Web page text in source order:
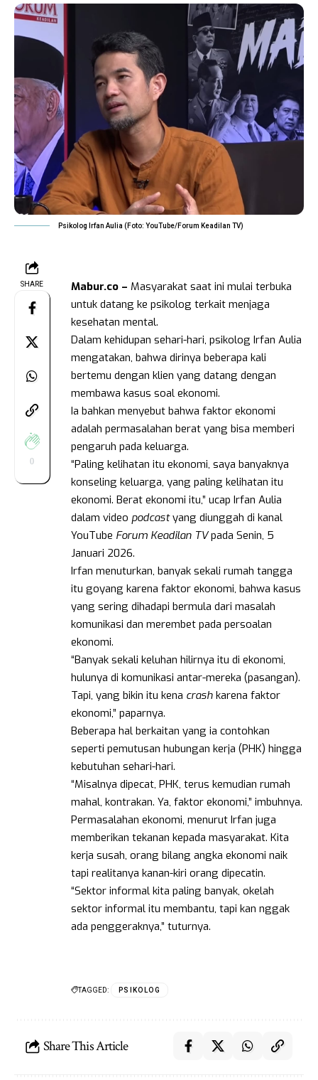
Psikolog Irfan Aulia (Foto: YouTube/Forum Keadilan TV)
SHARE
0
Mabur.co – Masyarakat saat ini mulai terbuka
untuk datang ke psikolog terkait menjaga
kesehatan mental.
Dalam kehidupan sehari-hari, psikolog Irfan Aulia
mengatakan, bahwa dirinya beberapa kali
bertemu dengan klien yang datang dengan
membawa kasus soal ekonomi.
Ia bahkan menyebut bahwa faktor ekonomi
adalah permasalahan berat yang bisa memberi
pengaruh pada keluarga.
“Paling kelihatan itu ekonomi, saya banyaknya
konseling keluarga, yang paling kelihatan itu
ekonomi. Berat ekonomi itu,” ucap Irfan Aulia
dalam video podcastyang diunggah di kanal
YouTube Forum Keadilan TVpada Senin, 5
Januari 2026.
Irfan menuturkan, banyak sekali rumah tangga
itu goyang karena faktor ekonomi, bahwa kasus
yang sering dihadapi bermula dari masalah
komunikasi dan merembet pada persoalan
ekonomi.
“Banyak sekali keluhan hilirnya itu di ekonomi,
hulunya di komunikasi antar-mereka (pasangan).
Tapi, yang bikin itu kena crash karena faktor
ekonomi,” paparnya.
Beberapa hal berkaitan yang ia contohkan
seperti pemutusan hubungan kerja (PHK) hingga
kebutuhan sehari-hari.
“Misalnya dipecat, PHK, terus kemudian rumah
mahal, kontrakan. Ya, faktor ekonomi,” imbuhnya.
Permasalahan ekonomi, menurut Irfan juga
memberikan tekanan kepada masyarakat. Kita
kerja susah, orang bilang angka ekonomi naik
tapi realitanya kanan-kiri orang dipecatin.
“Sektor informal kita paling banyak, okelah
sektor informal itu membantu, tapi kan nggak
ada penggeraknya,” tuturnya.
TAGGED: PSIKOLOG
Share This Article